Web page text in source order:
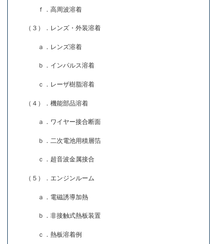
ｆ．高周波溶着
（３）．レンズ・外装溶着
ａ．レンズ溶着
ｂ．インパルス溶着
ｃ．レーザ樹脂溶着
（４）．機能部品溶着
ａ．ワイヤー接合断面
ｂ．二次電池用積層箔
ｃ．超音波金属接合
（５）．エンジンルーム
ａ．電磁誘導加熱
ｂ．非接触式熱板装置
ｃ．熱板溶着例